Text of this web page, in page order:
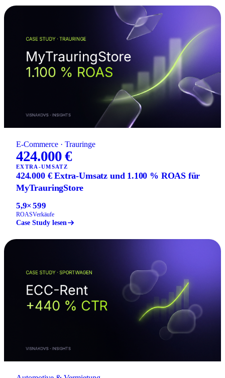
E-Commerce · Trauringe
424.000 €
EXTRA-UMSATZ
424.000 € Extra-Umsatz und 1.100 % ROAS für
MyTrauringStore
5,9×
ROAS
599
Verkäufe
Case Study lesen